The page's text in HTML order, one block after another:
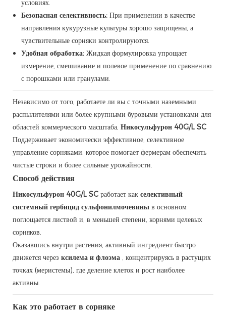
условиях.
Безопасная селективность: При применении в качестве
направления кукурузные культуры хорошо защищены, а
чувствительные сорняки контролируются.
Удобная обработка: Жидкая формулировка упрощает
измерение, смешивание и полевое применение по сравнению
с порошками или гранулами.
Независимо от того, работаете ли вы с точными наземными
распылителями или более крупными буровыми установками для
областей коммерческого масштаба, Никосульфурон 40G/L SC
Поддерживает экономически эффективное, селективное
управление сорняками, которое помогает фермерам обеспечить
чистые строки и более сильные урожайности.
Способ действия
Никосульфурон 40G/L SC работает как селективный
системный гербицид сульфонилмочевины в основном
поглощается листвой и, в меньшей степени, корнями целевых
сорняков.
Оказавшись внутри растения, активный ингредиент быстро
движется через ксилема и флоэма , концентрируясь в растущих
точках (меристемы), где деление клеток и рост наиболее
активны.
Как это работает в сорняке